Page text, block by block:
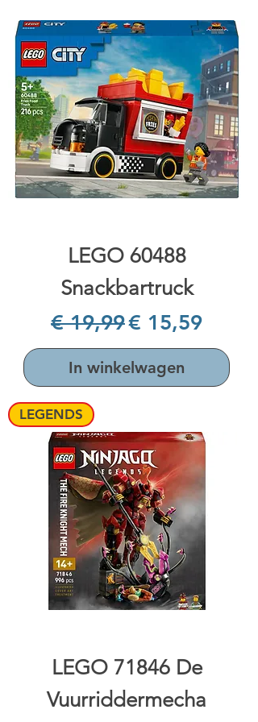
LEGO 60488
Snackbartruck
Normale prijs
€ 19,99Verkoopprijs
€ 15,59
In winkelwagen
LEGENDS
LEGO 71846 De
Vuurriddermecha